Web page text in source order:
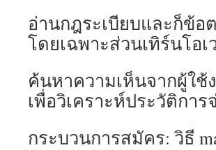
อ่านกฎระเบียบและก็ข้
โดยเฉพาะส่วนเทิร์นโอ
ค้นหาความเห็นจากผู้ใช้
เพื่อวิเคราะห์ประวัติกา
กระบวนการสมัคร: วิธี